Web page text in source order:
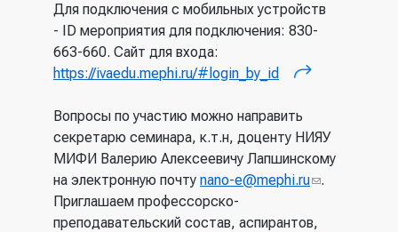
Для подключения с мобильных устройств
- ID мероприятия для подключения: 830-
663-660. Сайт для входа:
https://ivaedu.mephi.ru/#login_by_id
(внешняя
Вопросы по участию можно направить
секретарю семинара, к.т.н, доценту НИЯУ
МИФИ Валерию Алексеевичу Лапшинскому
на электронную почту nano-e@mephi.ru(ссылка
отправки
.
Приглашаем профессорско-
преподавательский состав, аспирантов,